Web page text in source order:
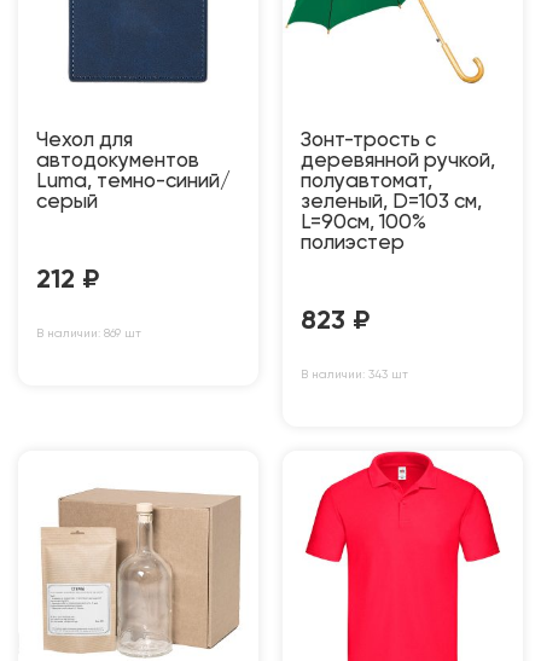
Чехол для
автодокументов
Luma, темно-синий/
серый
212 ₽
В наличии: 869 шт
Зонт-трость с
деревянной ручкой,
полуавтомат,
зеленый, D=103 см,
L=90см, 100%
полиэстер
823 ₽
В наличии: 343 шт